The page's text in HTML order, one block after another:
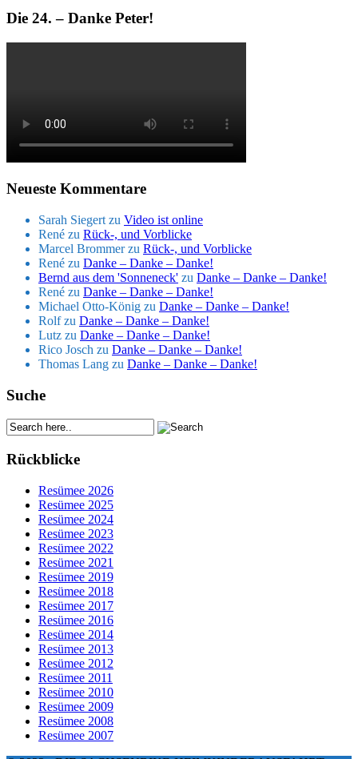
Die 24. – Danke Peter!
Neueste Kommentare
Sarah Siegert zu Video ist online
René zu Rück-, und Vorblicke
Marcel Brommerzu Rück-, und Vorblicke
René zu Danke – Danke – Danke!
Bernd aus dem 'Sonneneck' zu Danke – Danke – Danke!
René zu Danke – Danke – Danke!
Michael Otto-König zu Danke – Danke – Danke!
Rolfzu Danke – Danke – Danke!
Lutz zu Danke – Danke – Danke!
Rico Josch zu Danke – Danke – Danke!
Thomas Lang zu Danke – Danke – Danke!
Suche
Rückblicke
Resümee 2026
Resümee 2025
Resümee 2024
Resümee 2023
Resümee 2022
Resümee 2021
Resümee 2019
Resümee 2018
Resümee 2017
Resümee 2016
Resümee 2014
Resümee 2013
Resümee 2012
Resümee 2011
Resümee 2010
Resümee 2009
Resümee 2008
Resümee 2007